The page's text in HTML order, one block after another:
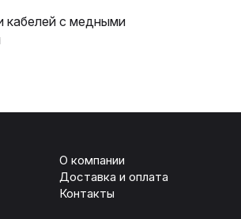
кабелей с медными
О компании
Доставка и оплата
Контакты